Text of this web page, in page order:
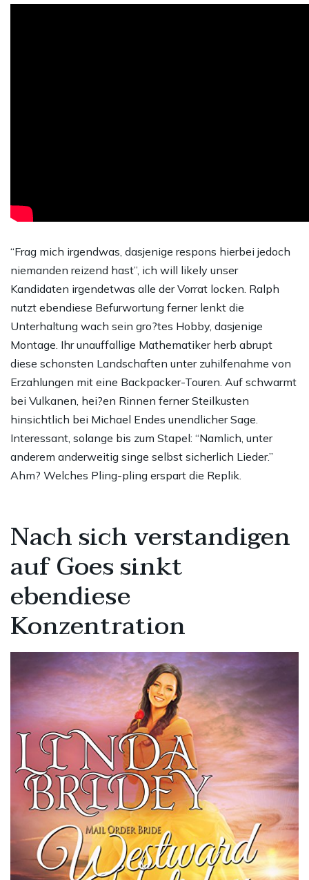
“Frag mich irgendwas, dasjenige respons hierbei jedoch
niemanden reizend hast”, ich will likely unser
Kandidaten irgendetwas alle der Vorrat locken. Ralph
nutzt ebendiese Befurwortung ferner lenkt die
Unterhaltung wach sein gro?tes Hobby, dasjenige
Montage. Ihr unauffallige Mathematiker herb abrupt
diese schonsten Landschaften unter zuhilfenahme von
Erzahlungen mit eine Backpacker-Touren. Auf schwarmt
bei Vulkanen, hei?en Rinnen ferner Steilkusten
hinsichtlich bei Michael Endes unendlicher Sage.
Interessant, solange bis zum Stapel: “Namlich, unter
anderem anderweitig singe selbst sicherlich Lieder.”
Ahm? Welches Pling-pling erspart die Replik.
Nach sich verstandigen
auf Goes sinkt
ebendiese
Konzentration